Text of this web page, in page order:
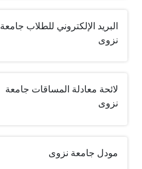
البريد الإلكتروني للطلاب جامعة
نزوى
لائحة معادلة المساقات جامعة
نزوى
مودل جامعة نزوى